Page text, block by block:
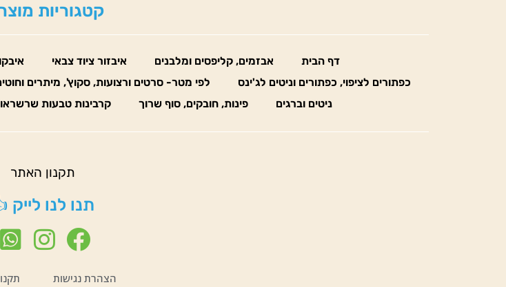
קטגוריות
דף הבית אבזמים, קליפסים ומלבנים איבזור ציוד צבאי
כפתורים לציפוי, כפתורים וניטים לג'ינס
לפי מטר- סרטים ורצועות, סקוץ', מיתרים
ניטים וברגים
פינות, חובקים, סוף שרוך קרבינות טבעות
תקנון האתר
תנו לנו לייק
הצהרת נגישות